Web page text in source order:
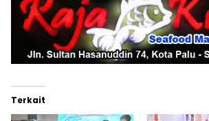
Terkait